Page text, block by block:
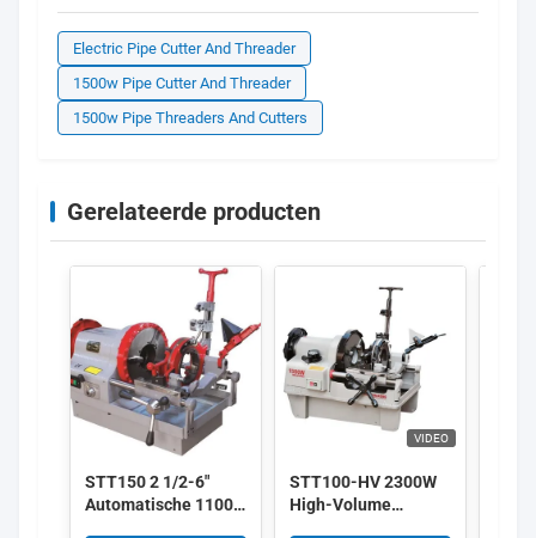
Electric Pipe Cutter And Threader
1500w Pipe Cutter And Threader
1500w Pipe Threaders And Cutters
Gerelateerde producten
STT150 2 1/2-6"
Automatische 1100w
VIDEO
STT100-HV 2300W
High-Volume